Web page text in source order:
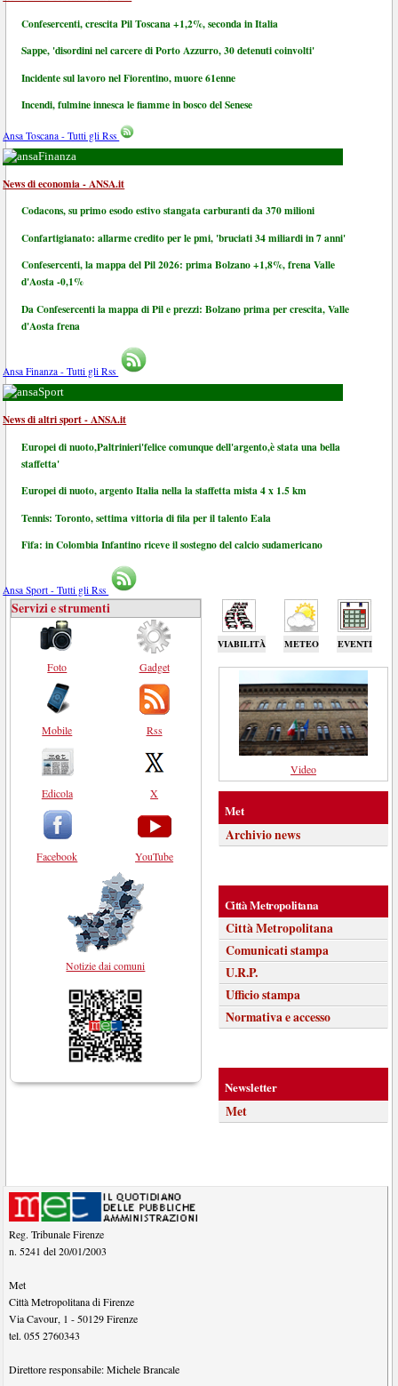
Confesercenti, crescita Pil Toscana +1,2%, seconda in Italia
Sappe, 'disordini nel carcere di Porto Azzurro, 30 detenuti coinvolti'
Incidente sul lavoro nel Fiorentino, muore 61enne
Incendi, fulmine innesca le fiamme in bosco del Senese
Ansa Toscana - Tutti gli Rss
Finanza
News di economia - ANSA.it
Codacons, su primo esodo estivo stangata carburanti da 370 milioni
Confartigianato: allarme credito per le pmi, 'bruciati 34 miliardi in 7 anni'
Confesercenti, la mappa del Pil 2026: prima Bolzano +1,8%, frena Valle
d'Aosta -0,1%
Da Confesercenti la mappa di Pil e prezzi: Bolzano prima per crescita, Valle
d'Aosta frena
Ansa Finanza - Tutti gli Rss
Sport
News di altri sport - ANSA.it
Europei di nuoto,Paltrinieri'felice comunque dell'argento,è stata una bella
staffetta'
Europei di nuoto, argento Italia nella la staffetta mista 4 x 1.5 km
Tennis: Toronto, settima vittoria di fila per il talento Eala
Fifa: in Colombia Infantino riceve il sostegno del calcio sudamericano
Ansa Sport - Tutti gli Rss
VIABILITÀ METEO EVENTI
Servizi e strumenti
Foto
Mobile
Edicola
Facebook
Gadget
Rss
X
YouTube
Notizie dai comuni
Video
Met
Archivio news
Città Metropolitana
Città Metropolitana
Comunicati stampa
U.R.P.
Ufficio stampa
Normativa e accesso
Newsletter
Met
Reg. Tribunale Firenze
n. 5241 del 20/01/2003
Met
Città Metropolitana di Firenze
Via Cavour, 1 -50129 Firenze
tel.055 2760343
Direttore responsabile:Michele Brancale